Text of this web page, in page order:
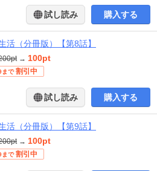
試し読み 購入する
活（分冊版）【第8話】
→ 100pt
まで 割引中
試し読み 購入する
活（分冊版）【第9話】
→ 100pt
まで 割引中